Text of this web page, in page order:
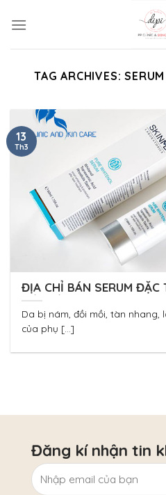
TAG ARCHIVES:
ĐỊA CHỈ BÁN SERUM ĐẶC
ĐỒI MỒI UY TÍN TẠI HÀ NỘI
Da bị nám, đồi mồi, tàn nhang,
của phụ [...]
13
Th3
Đăng kí nhận tin